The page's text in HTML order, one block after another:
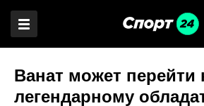
Ванат может перейти
легендарному